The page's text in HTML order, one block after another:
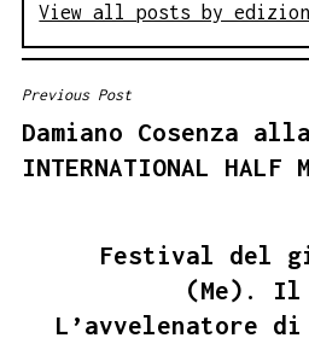
View all posts by
NAVIGAZIONE
ARTICOLI
Previous Post
Damiano Cosenza alla
INTERNATIONAL HALF
Festival del
(Me). Il
L’avvelenatore